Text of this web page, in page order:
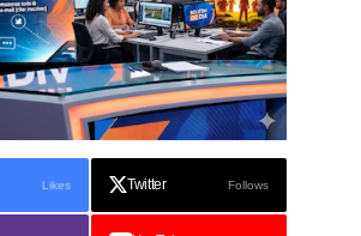
Likes Twitter Follows